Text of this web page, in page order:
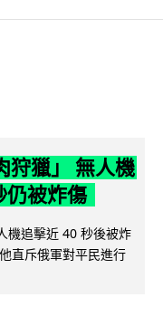
狩獵」 無人機
仍被炸傷
機追擊近 40 秒後被炸
直斥俄軍對平民進行